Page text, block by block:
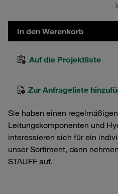
In den Warenkorb
Auf die Projektliste
Zur Anfrageliste
Sie haben einen
Leitungskomponenten und
interessieren sich für ein
unser Sortiment, dann
STAUFF auf.